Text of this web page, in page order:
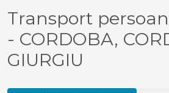
Transport
- CORDOBA,
GIURGIU